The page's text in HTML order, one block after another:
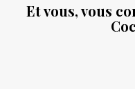
Et vous, vous